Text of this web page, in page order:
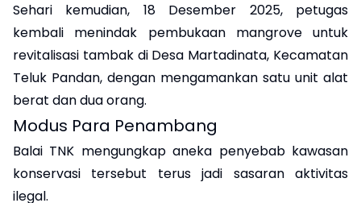
Sehari kemudian, 18 Desember 2025, petugas
kembali menindak pembukaan mangrove untuk
revitalisasi tambak di Desa Martadinata, Kecamatan
Teluk Pandan, dengan mengamankan satu unit alat
berat dan dua orang.
Modus Para Penambang
Balai TNK mengungkap aneka penyebab kawasan
konservasi tersebut terus jadi sasaran aktivitas
ilegal.